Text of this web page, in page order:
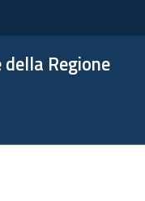
Regione